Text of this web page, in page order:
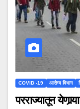
COVID -19 आरोग्य विभाग
परराज्यातून